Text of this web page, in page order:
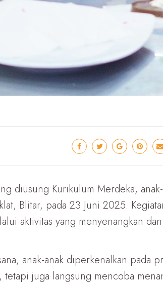
diusung Kurikulum Merdeka,
Blitar, pada 23 Juni 2025.
aktivitas yang menyenangkan
anak-anak diperkenalkan pada
juga langsung mencoba